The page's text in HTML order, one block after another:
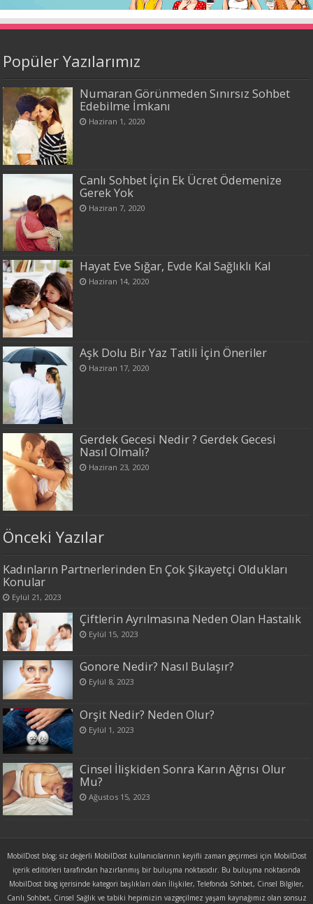
Popüler Yazılarımız
Numaran Görünmeden Sınırsız Sohbet
Edebilme İmkanı
Haziran 1, 2020
Canlı Sohbet İçin Ek Ücret Ödemenize
Gerek Yok
Haziran 7, 2020
Hayat Eve Sığar, Evde Kal Sağlıklı Kal
Haziran 14, 2020
Aşk Dolu Bir Yaz Tatili İçin Öneriler
Haziran 17, 2020
Gerdek Gecesi Nedir ? Gerdek Gecesi
Nasıl Olmalı?
Haziran 23, 2020
Önceki Yazılar
Kadınların Partnerlerinden En Çok Şikayetçi Oldukları
Konular
Eylül 21, 2023
Çiftlerin Ayrılmasına Neden Olan Hastalık
Eylül 15, 2023
Gonore Nedir? Nasıl Bulaşır?
Eylül 8, 2023
Orşit Nedir? Neden Olur?
Eylül 1, 2023
Cinsel İlişkiden Sonra Karın Ağrısı Olur
Mu?
Ağustos 15, 2023
MobilDost blog; siz değerli MobilDost kullanıcılarının keyifli zaman geçirmesi için MobilDost
içerik editörleri tarafından hazırlanmış bir buluşma noktasıdır. Bu buluşma noktasında
MobilDost blog içerisinde kategori başlıkları olan İlişkiler, Telefonda Sohbet, Cinsel Bilgiler,
Canlı Sohbet, Cinsel Sağlık ve tabiki hepimizin vazgeçilmez yaşam kaynağımız olan sonsuz